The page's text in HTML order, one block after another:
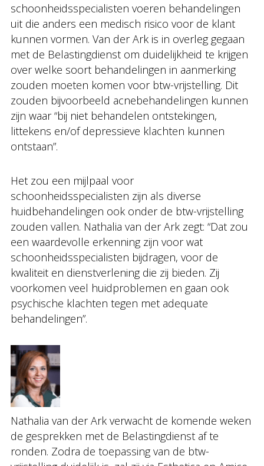
schoonheidsspecialisten voeren behandelingen
uit die anders een medisch risico voor de klant
kunnen vormen. Van der Ark is in overleg gegaan
met de Belastingdienst om duidelijkheid te krijgen
over welke soort behandelingen in aanmerking
zouden moeten komen voor btw-vrijstelling. Dit
zouden bijvoorbeeld acnebehandelingen kunnen
zijn waar “bij niet behandelen ontstekingen,
littekens en/of depressieve klachten kunnen
ontstaan”.
Het zou een mijlpaal voor
schoonheidsspecialisten zijn als diverse
huidbehandelingen ook onder de btw-vrijstelling
zouden vallen. Nathalia van der Ark zegt: “Dat zou
een waardevolle erkenning zijn voor wat
schoonheidsspecialisten bijdragen, voor de
kwaliteit en dienstverlening die zij bieden. Zij
voorkomen veel huidproblemen en gaan ook
psychische klachten tegen met adequate
behandelingen”.
Nathalia van der Ark verwacht de komende weken
de gesprekken met de Belastingdienst af te
ronden. Zodra de toepassing van de btw-